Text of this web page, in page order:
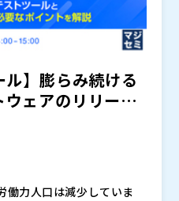
ル】膨らみ続ける
ェアのリリース
働力人口は減少していま